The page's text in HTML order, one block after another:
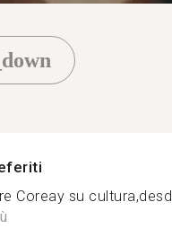
Coreay su